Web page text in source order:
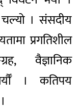
। संसदीय
प्रगतिशील
वैज्ञानिक
। कतिपय